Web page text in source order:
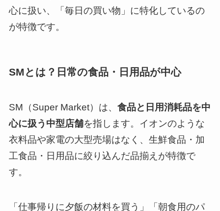
心に扱い、「毎日の買い物」に特化しているの
が特徴です。
SMとは？日常の食品・日用品が中心
SM（Super Market）は、 食品と日用消耗品を中
心に扱う中型店舗を指します。イオンのような
衣料品や家電の大型売場はなく、生鮮食品・加
工食品・日用品に絞り込んだ品揃えが特徴で
す。
「仕事帰りに夕飯の材料を買う」「朝食用のパ